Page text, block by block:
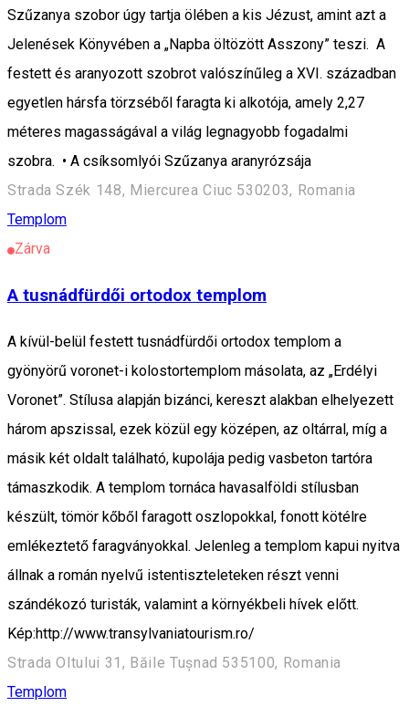
Szűzanya szobor úgy tartja ölében a kis Jézust, amint azt a
Jelenések Könyvében a „Napba öltözött Asszony” teszi. A
festett és aranyozott szobrot valószínűleg a XVI. században
egyetlen hársfa törzséből faragta ki alkotója, amely 2,27
méteres magasságával a világ legnagyobb fogadalmi
szobra. • A csíksomlyói Szűzanya aranyrózsája
Strada Szék 148, Miercurea Ciuc 530203, Romania
Templom
Zárva
A tusnádfürdői ortodox templom
A kívül-belül festett tusnádfürdői ortodox templom a
gyönyörű voronet-i kolostortemplom másolata, az „Erdélyi
Voronet”. Stílusa alapján bizánci, kereszt alakban elhelyezett
három apszissal, ezek közül egy középen, az oltárral, míg a
másik két oldalt található, kupolája pedig vasbeton tartóra
támaszkodik. A templom tornáca havasalföldi stílusban
készült, tömör kőből faragott oszlopokkal, fonott kötélre
emlékeztető faragványokkal. Jelenleg a templom kapui nyitva
állnak a román nyelvű istentiszteleteken részt venni
szándékozó turisták, valamint a környékbeli hívek előtt.
Kép:http://www.transylvaniatourism.ro/
Strada Oltului 31, Băile Tușnad 535100, Romania
Templom